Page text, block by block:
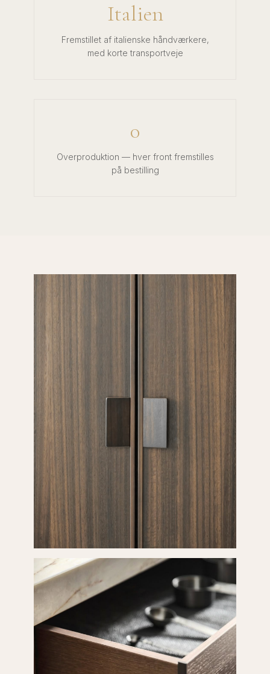
Italien
Fremstillet af italienske håndværkere,
med korte transportveje
0
Overproduktion — hver front fremstilles
på bestilling